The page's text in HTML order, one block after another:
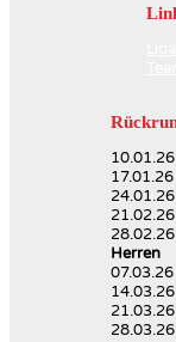
Herren